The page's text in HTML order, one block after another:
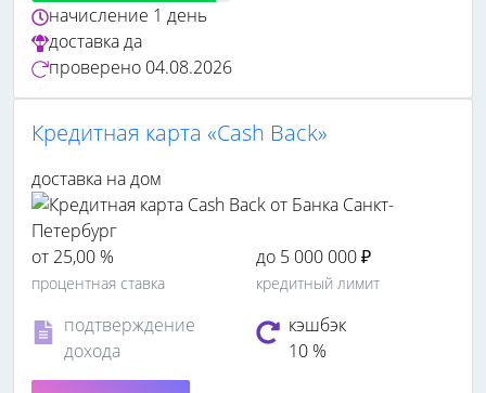
начисление 1 день
доставкада
проверено 04.08.2026
Кредитная карта «Cash Back»
доставка на дом
от 25,00 %
процентная ставка
до 5 000 000 ₽
кредитный лимит
подтверждение
дохода
кэшбэк
10 %